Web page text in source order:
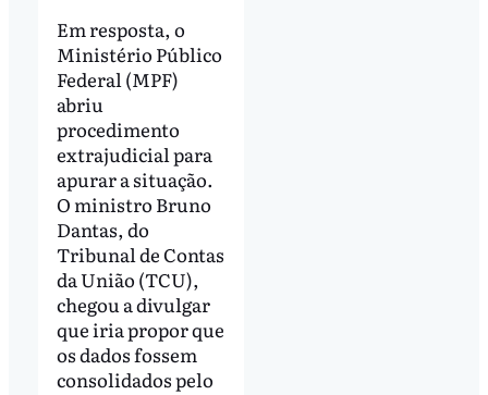
Em resposta, o
Ministério Público
Federal (MPF)
abriu
procedimento
extrajudicial para
apurar a situação.
O ministro Bruno
Dantas, do
Tribunal de Contas
da União (TCU),
chegou a divulgar
que iria propor que
os dados fossem
consolidados pelo